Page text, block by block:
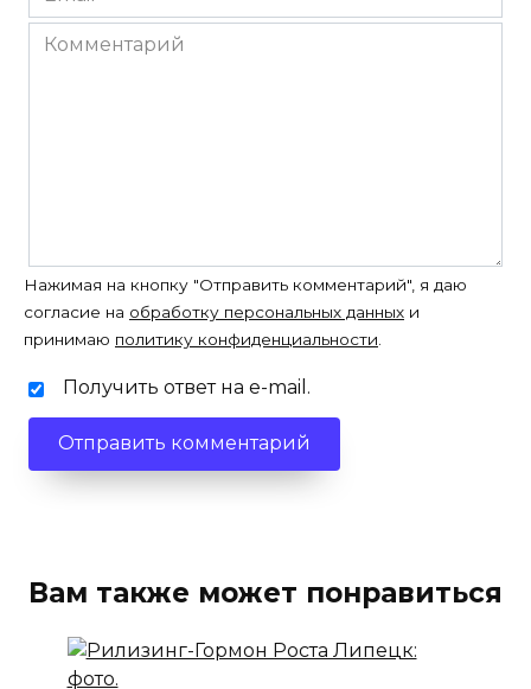
*
Комментарий
Нажимая на кнопку "Отправить комментарий", я даю
согласие на обработку персональных данных и
принимаю политику конфиденциальности
Получить ответ на e-mail.
Вам также может понравиться